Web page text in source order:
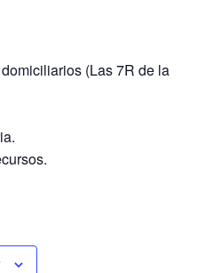
(Las 7R de la